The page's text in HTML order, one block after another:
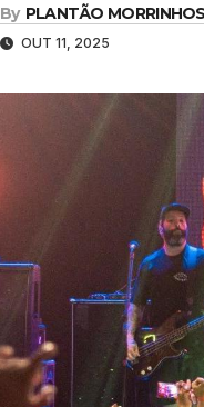
By PLANTÃO MORRINHOS
OUT 11, 2025